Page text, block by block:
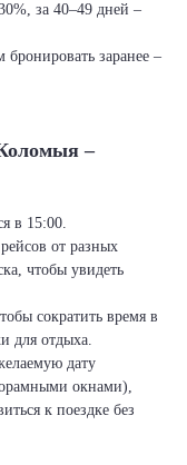
за 40–49 дней –
заранее –
–
в 15:00.
от разных
чтобы увидеть
сократить время в
для отдыха.
дату
окнами),
к поездке без